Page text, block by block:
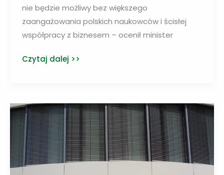
nie będzie możliwy bez większego
zaangażowania polskich naukowców i ścisłej
współpracy z biznesem – ocenił minister
Polska
energetyczną
Czytaj dalej >>